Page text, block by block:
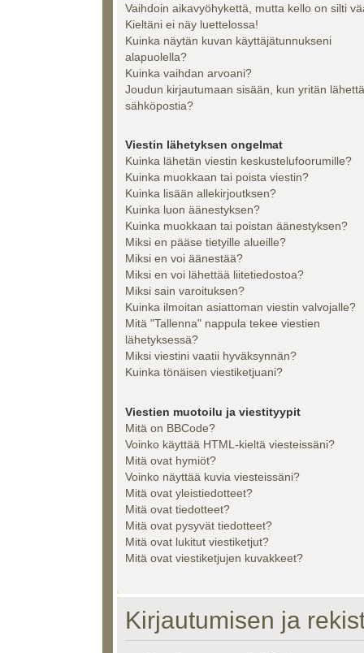
Vaihdoin aikavyöhykettä, mutta kello on silti
Kieltäni ei näy luettelossa!
Kuinka näytän kuvan käyttäjätunnukseni
alapuolella?
Kuinka vaihdan arvoani?
Joudun kirjautumaan sisään, kun yritän
sähköpostia?
Viestin lähetyksen ongelmat
Kuinka lähetän viestin keskustelufoorumille?
Kuinka muokkaan tai poista viestin?
Kuinka lisään allekirjoutksen?
Kuinka luon äänestyksen?
Kuinka muokkaan tai poistan äänestyksen?
Miksi en pääse tietyille alueille?
Miksi en voi äänestää?
Miksi en voi lähettää liitetiedostoa?
Miksi sain varoituksen?
Kuinka ilmoitan asiattoman viestin valvojalle?
Mitä "Tallenna" nappula tekee viestien
lähetyksessä?
Miksi viestini vaatii hyväksynnän?
Kuinka tönäisen viestiketjuani?
Viestien muotoilu ja viestityypit
Mitä on BBCode?
Voinko käyttää HTML-kieltä viesteissäni?
Mitä ovat hymiöt?
Voinko näyttää kuvia viesteissäni?
Mitä ovat yleistiedotteet?
Mitä ovat tiedotteet?
Mitä ovat pysyvät tiedotteet?
Mitä ovat lukitut viestiketjut?
Mitä ovat viestiketjujen kuvakkeet?
Kirjautumisen ja